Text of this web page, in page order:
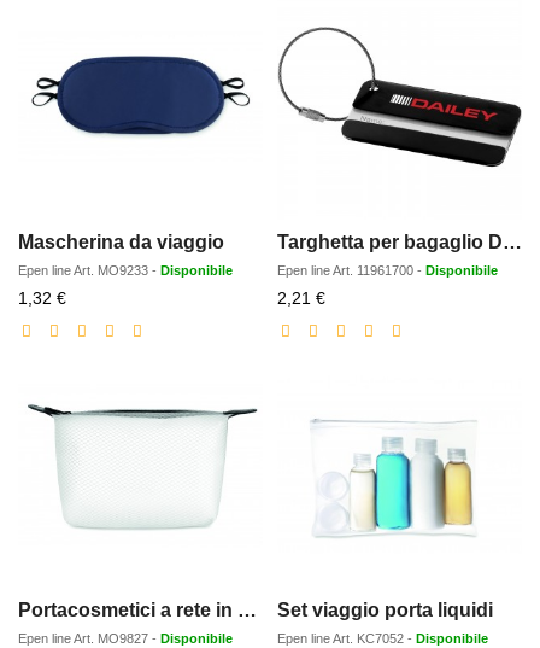
Mascherina da viaggio
Epen lineArt. MO9233 - Disponibile
1,32 €Prezzo
scontato
Targhetta per bagaglio Discovery
Epen lineArt. 11961700 - Disponibile
2,21 €Prezzo
scontato
Portacosmetici a rete in EVA
Epen lineArt. MO9827 - Disponibile
Set viaggio porta liquidi
Epen lineArt. KC7052 - Disponibile